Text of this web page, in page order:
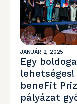
JANUÁR 2, 2025
Egy
beneFit
pályázat